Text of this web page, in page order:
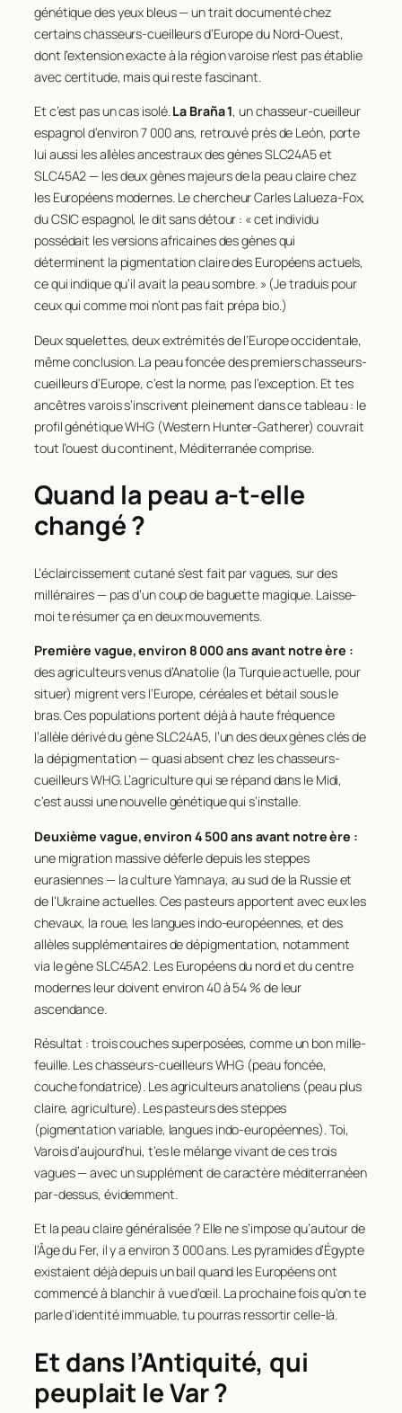
génétique des yeux bleus — un trait documenté chez
certains chasseurs-cueilleurs d’Europe du Nord-Ouest,
dont l’extension exacte à la région varoise n’est pas établie
avec certitude, mais qui reste fascinant.
Et c’est pas un cas isolé.La Braña 1, un chasseur-cueilleur
espagnol d’environ 7 000 ans, retrouvé près de León, porte
lui aussi les allèles ancestraux des gènesSLC24A5et
SLC45A2— les deux gènes majeurs de la peau claire chez
les Européens modernes. Le chercheur Carles Lalueza-Fox,
du CSIC espagnol, le dit sans détour : « cet individu
possédait les versions africaines des gènes qui
déterminent la pigmentation claire des Européens actuels,
ce qui indique qu’il avait la peau sombre. » (Je traduis pour
ceux qui comme moi n’ont pas fait prépa bio.)
Deux squelettes, deux extrémités de l’Europe occidentale,
même conclusion. La peau foncée des premiers chasseurs-
cueilleurs d’Europe, c’est la norme, pas l’exception. Et tes
ancêtres varois s’inscrivent pleinement dans ce tableau : le
profil génétique WHG (Western Hunter-Gatherer) couvrait
tout l’ouest du continent, Méditerranée comprise.
Quand la peau a-t-elle
changé ?
L’éclaircissement cutané s’est fait par vagues, sur des
millénaires — pas d’un coup de baguette magique. Laisse-
moi te résumer ça en deux mouvements.
Première vague, environ 8 000 ans avant notre ère :
des agriculteurs venus d’Anatolie (la Turquie actuelle, pour
situer) migrent vers l’Europe, céréales et bétail sous le
bras. Ces populations portent déjà à haute fréquence
l’allèle dérivé du gèneSLC24A5, l’un des deux gènes clés de
la dépigmentation — quasi absent chez les chasseurs-
cueilleurs WHG. L’agriculture qui se répand dans le Midi,
c’est aussi une nouvelle génétique qui s’installe.
Deuxième vague, environ 4 500 ans avant notre ère :
une migration massive déferle depuis les steppes
eurasiennes — la culture Yamnaya, au sud de la Russie et
de l’Ukraine actuelles. Ces pasteurs apportent avec eux les
chevaux, la roue, les langues indo-européennes, et des
allèles supplémentaires de dépigmentation, notamment
via le gèneSLC45A2 . Les Européens du nord et du centre
modernes leur doivent environ 40 à 54 % de leur
ascendance.
Résultat : trois couches superposées, comme un bon mille-
feuille. Les chasseurs-cueilleurs WHG (peau foncée,
couche fondatrice). Les agriculteurs anatoliens (peau plus
claire, agriculture). Les pasteurs des steppes
(pigmentation variable, langues indo-européennes). Toi,
Varois d’aujourd’hui, t’es le mélange vivant de ces trois
vagues — avec un supplément de caractère méditerranéen
par-dessus, évidemment.
Et la peau claire généralisée ? Elle ne s’impose qu’autour de
l’Âge du Fer, il y a environ 3 000 ans. Les pyramides d’Égypte
existaient déjà depuis un bail quand les Européens ont
commencé à blanchir à vue d’œil. La prochaine fois qu’on te
parle d’identité immuable, tu pourras ressortir celle-là.
Et dans l’Antiquité, qui
peuplait le Var ?